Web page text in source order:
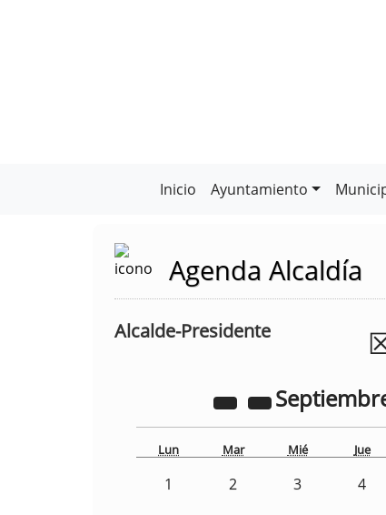
Inicio Ayuntamiento
Agenda Alcaldía
Alcalde-Presidente
Lun Mar Mié Jue
1 2 3 4